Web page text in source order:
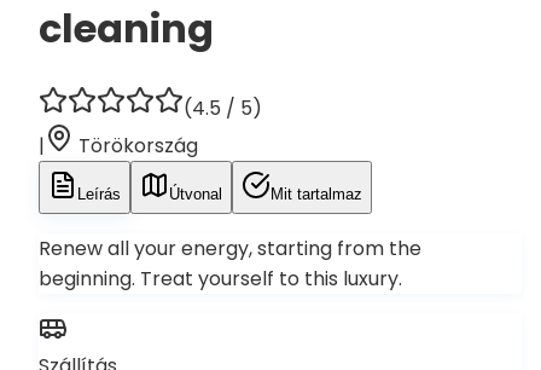
cleaning
(4.5 / 5)
|
Törökország
Leírás Útvonal Mit tartalmaz
Renew all your energy, starting from the
beginning. Treat yourself to this luxury.